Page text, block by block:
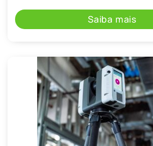
Saiba mais